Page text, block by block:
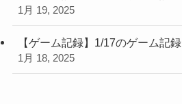
1月 19, 2025
【ゲーム記録】1/17のゲーム記録
1月 18, 2025